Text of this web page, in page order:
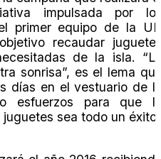
impulsada por
primer equipo de la
recaudar
de la isla.
sonrisa”, es el lema
días en el vestuario de
esfuerzos para que
sea todo un éxito.